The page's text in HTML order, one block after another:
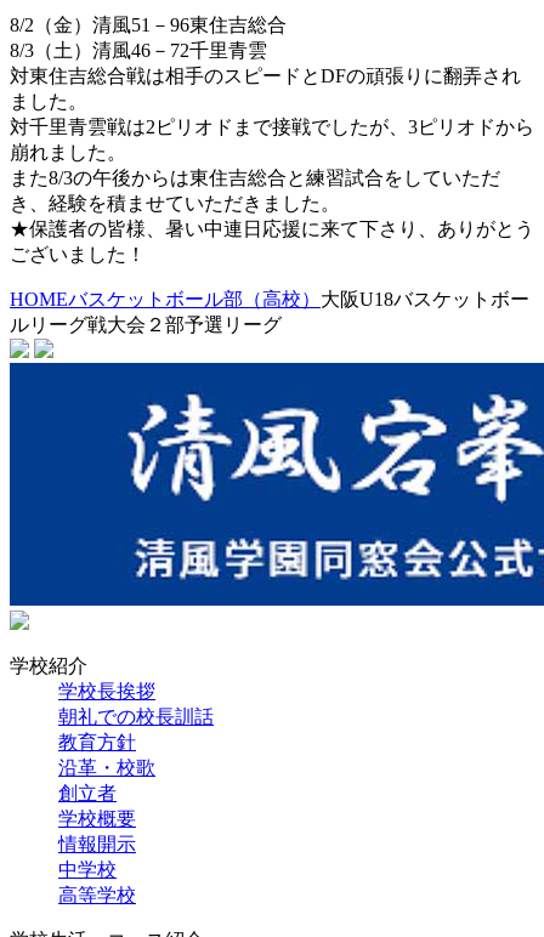
8/2（金）清風51－96東住吉総合
8/3（土）清風46－72千里青雲
対東住吉総合戦は相手のスピードとDFの頑張りに翻弄され
ました。
対千里青雲戦は2ピリオドまで接戦でしたが、3ピリオドから
崩れました。
また8/3の午後からは東住吉総合と練習試合をしていただ
き、経験を積ませていただきました。
★保護者の皆様、暑い中連日応援に来て下さり、ありがとう
ございました！
HOMEバスケットボール部（高校） 大阪U18バスケットボー
ルリーグ戦大会２部予選リーグ
学校紹介
学校長挨拶
朝礼での校長訓話
教育方針
沿革・校歌
創立者
学校概要
情報開示
中学校
高等学校